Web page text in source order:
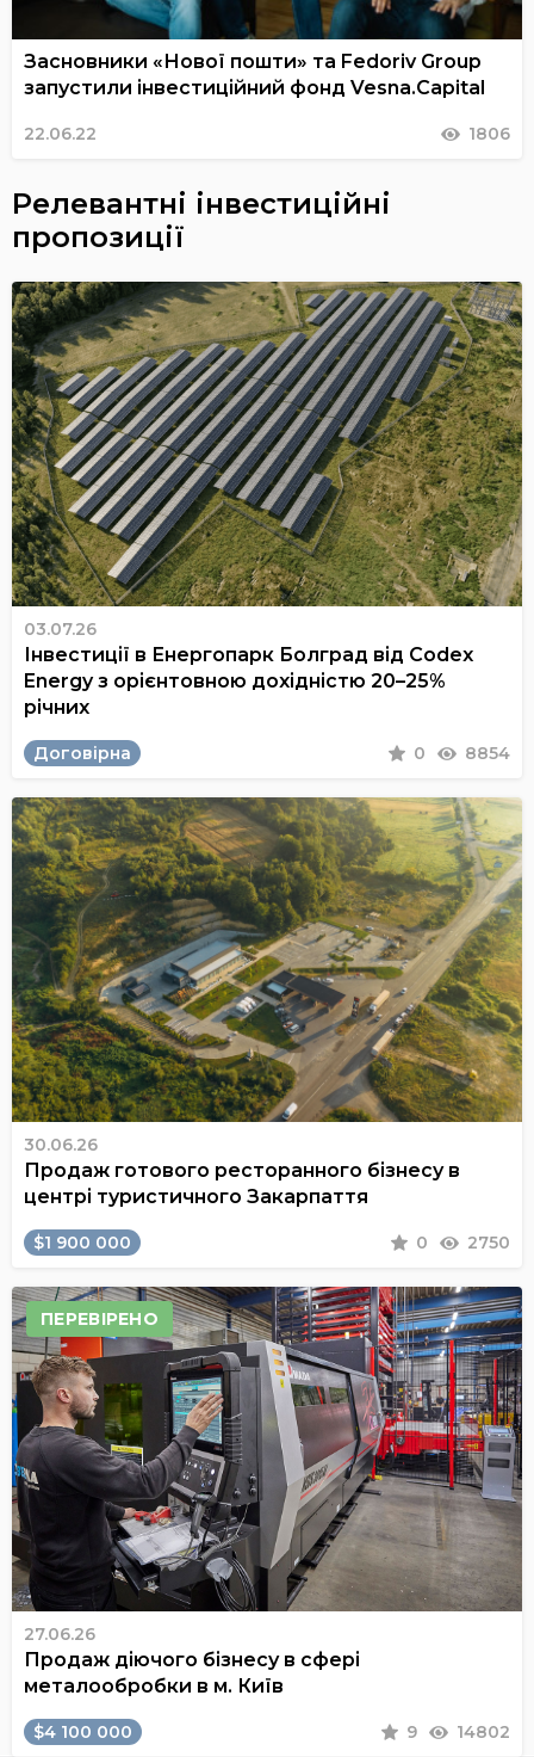
Засновники «Нової пошти» та Fedoriv Group
запустили інвестиційний фонд Vesna.Capital
22.06.22 1806
Релевантні інвестиційні
пропозиції
03.07.26
Інвестиції в Енергопарк Болград від Codex
Energy з орієнтовною дохідністю 20–25%
річних
Договірна 0 8854
30.06.26
Продаж готового ресторанного бізнесу в
центрі туристичного Закарпаття
$1 900 000 0 2750
ПЕРЕВІРЕНО
27.06.26
Продаж діючого бізнесу в сфері
металообробки в м. Київ
$4 100 000 9 14802